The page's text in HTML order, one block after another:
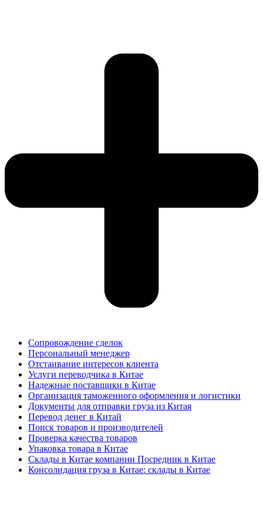
Сопровождение сделок
Персональный менеджер
Отстаивание интересов клиента
Услуги переводчика в Китае
Надежные поставщики в Китае
Организация таможенного оформления и логистики
Документы для отправки груза из Китая
Перевод денег в Китай
Поиск товаров и производителей
Проверка качества товаров
Упаковка товара в Китае
Склады в Китае компании Посредник в Китае
Консолидация груза в Китае: склады в Китае